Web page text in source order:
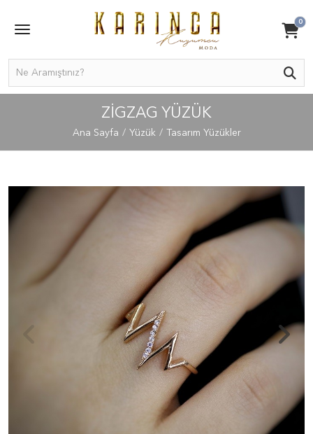
0
ZIGZAG YÜZÜK
Ana Sayfa Yüzük Tasarım Yüzükler